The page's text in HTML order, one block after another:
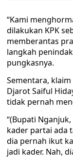
“Kami
dilakukan KPK
memberantas
langkah
pungkasnya.
Sementara,
Djarot Saiful
tidak pernah
“(Bupati
kader partai ada
dia pernah ikut
jadi kader. Nah,